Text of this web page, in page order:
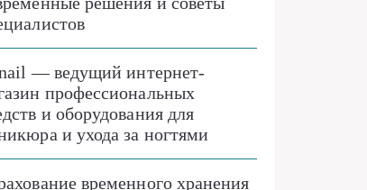
— ведущий интернет-
профессиональных
и оборудования для
и ухода за ногтями
временного хранения